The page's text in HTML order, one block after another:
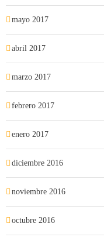
mayo 2017
abril 2017
marzo 2017
febrero 2017
enero 2017
diciembre 2016
noviembre 2016
octubre 2016